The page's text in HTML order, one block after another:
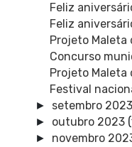
Feliz
Feliz
Projeto Maleta
Concurso
Projeto Maleta
Festival
► setembro 2023
► outubro 2023
► novembro